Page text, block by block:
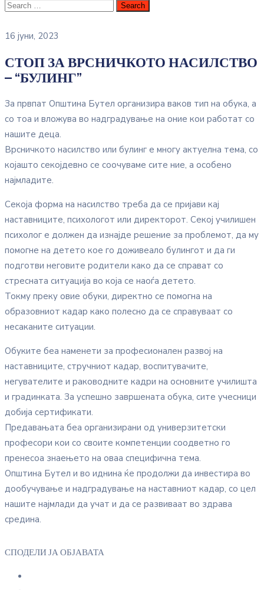
16 јуни, 2023
СТОП ЗА ВРСНИЧКОТО НАСИЛСТВО
– “БУЛИНГ”
За првпат Општина Бутел организира ваков тип на обука, а
со тоа и вложува во надградување на оние кои работат со
нашите деца.
Врсничкото насилство или булинг е многу актуелна тема, со
којашто секојдевно се соочуваме сите ние, а особено
најмладите.
Секоја форма на насилство треба да се пријави кај
наставниците, психологот или директорот. Секој училишен
психолог е должен да изнајде решение за проблемот, да му
помогне на детето кое го доживеало булингот и да ги
подготви неговите родители како да се справат со
стресната ситуација во која се наоѓа детето.
Токму преку овие обуки, директно се помогна на
образовниот кадар како полесно да се справуваат со
несаканите ситуации.
Обуките беа наменети за професионален развој на
наставниците, стручниот кадар, воспитувачите,
негувателите и раководните кадри на основните училишта
и градинката. За успешно завршената обука, сите учесници
добија сертификати.
Предавањата беа организирани од универзитетски
професори кои со своите компетенции соодветно го
пренесоа знаењето на оваа специфична тема.
Општина Бутел и во иднина ќе продолжи да инвестира во
дообучување и надградување на наставниот кадар, со цел
нашите најмлади да учат и да се развиваат во здрава
средина.
СПОДЕЛИ ЈА ОБЈАВАТА